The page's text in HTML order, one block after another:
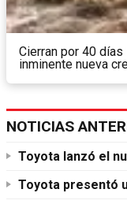
Cierran por 40 días
inminente nueva
NOTICIAS
Toyota lanzó el
Toyota presentó